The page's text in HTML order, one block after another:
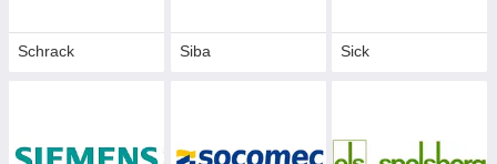
Schrack Siba Sick